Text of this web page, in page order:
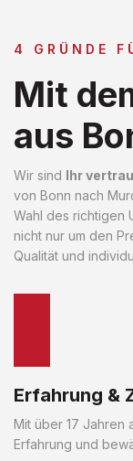
4 GRÜNDE
Mit
aus
Wir sind Ihr
von Bonn nach
Wahl des richtigen
nicht nur um den
Qualität und
Erfahrung &
Mit über 17 Jahren
Erfahrung und